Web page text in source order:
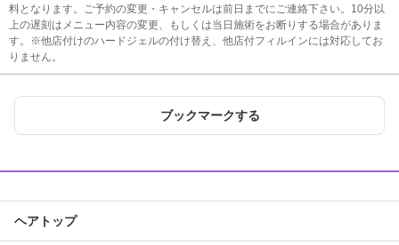
料となります。ご予約の変更・キャンセルは前日までにご連絡下さい。10分以
上の遅刻はメニュー内容の変更、もしくは当日施術をお断りする場合がありま
す。※他店付けのハードジェルの付け替え、他店付フィルインには対応してお
りません。
ブックマークする
ヘアトップ